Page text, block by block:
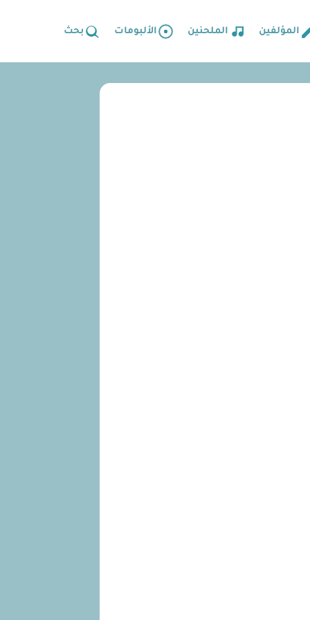
المؤلفين الملحنين الألبومات بحث